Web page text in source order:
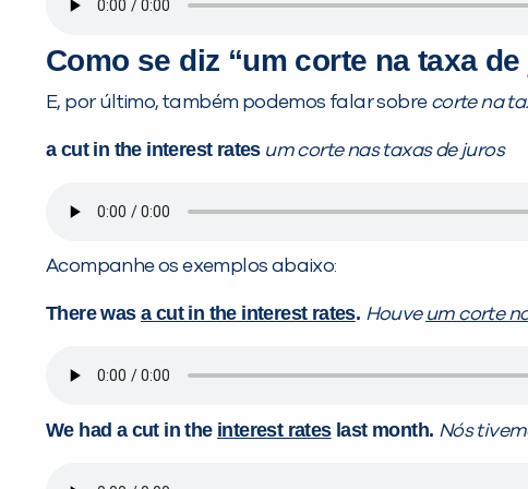
Como se diz “um corte na taxa
E, por último, também podemos falar sobre corte na
a cut in the interest rates um corte nas taxas de juros
Acompanhe os exemplos abaixo:
There wasa cut in the interest rates. Houve um corte
We had a cut in the interest rateslast month. Nós